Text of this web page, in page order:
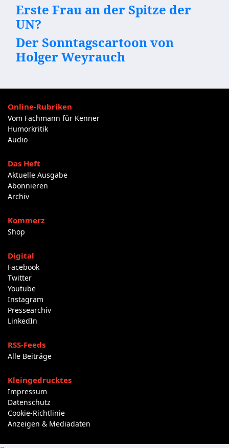
Erste Frau an der Spitze der
UN?
Der Sonntagscartoon von
Holger Weyrauch
Online-Rubriken
Vom Fachmann für Kenner
Humorkritik
Audio
Das Heft
Aktuelle Ausgabe
Abonnieren
Archiv
Kommerz
Shop
Digital
Facebook
Twitter
Youtube
Instagram
Pressearchiv
LinkedIn
RSS-Feeds
Alle Beiträge
Kleingedrucktes
Impressum
Datenschutz
Cookie-Richtlinie
Anzeigen & Mediadaten